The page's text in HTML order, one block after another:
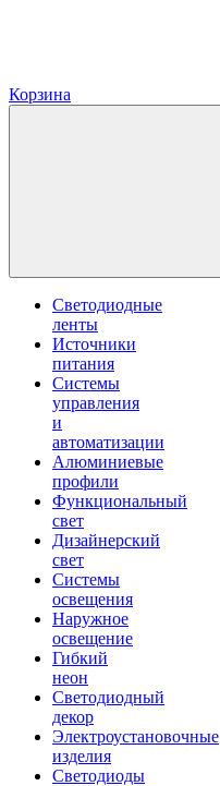
Корзина
Светодиодные
ленты
Источники
питания
Системы
управления
и
автоматизации
Алюминиевые
профили
Функциональный
свет
Дизайнерский
свет
Системы
освещения
Наружное
освещение
Гибкий
неон
Светодиодный
декор
Электроустановочные
изделия
Светодиоды